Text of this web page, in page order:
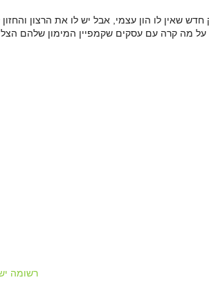
שאין לו הון עצמי, אבל יש לו את הרצון והחזון
על מה קרה עם עסקים שקמפיין המימון שלהם
רשומה